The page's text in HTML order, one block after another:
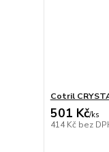
Cotril
501 Kč/ks
414 Kč bez